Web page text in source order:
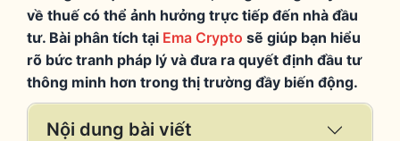
về thuế có thể ảnh hưởng trực tiếp đến nhà đầu
tư. Bài phân tích tại Ema Crypto sẽ giúp bạn hiểu
rõ bức tranh pháp lý và đưa ra quyết định đầu tư
thông minh hơn trong thị trường đầy biến động.
Nội dung bài viết